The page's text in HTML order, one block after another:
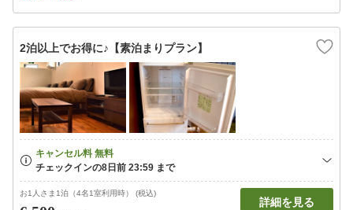
2泊以上でお得に♪【素泊まりプラン】
お1人さま1泊（4名1室利用時） (税込)
詳細を見る